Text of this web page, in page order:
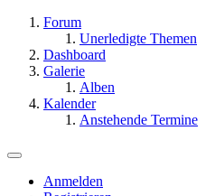
Forum
Unerledigte Themen
Dashboard
Galerie
Alben
Kalender
Anstehende Termine
Anmelden